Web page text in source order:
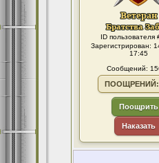
ID пользователя
Зарегистрирован:
17:45
Сообщений:
ПООЩРЕНИЙ:
Поощрить
Наказать